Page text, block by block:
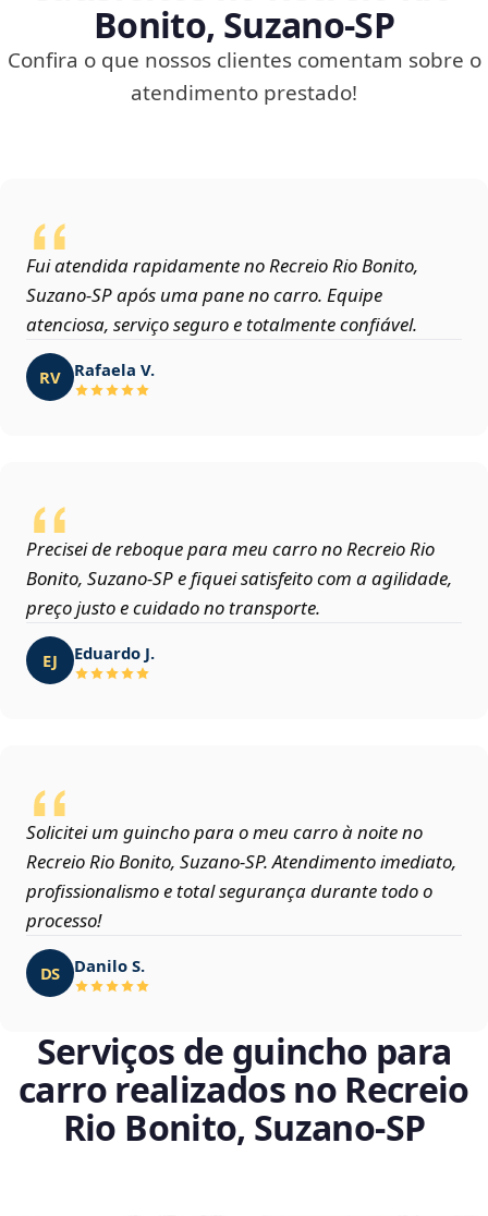
Bonito, Suzano‑SP
Confira o que nossos clientes comentam sobre o
atendimento prestado!
Fui atendida rapidamente no Recreio Rio Bonito,
Suzano‑SP após uma pane no carro. Equipe
atenciosa, serviço seguro e totalmente confiável.
RV Rafaela V.
Precisei de reboque para meu carro no Recreio Rio
Bonito, Suzano‑SP e fiquei satisfeito com a agilidade,
preço justo e cuidado no transporte.
EJ Eduardo J.
Solicitei um guincho para o meu carro à noite no
Recreio Rio Bonito, Suzano‑SP. Atendimento imediato,
profissionalismo e total segurança durante todo o
processo!
DS Danilo S.
Serviços de guincho para
carro realizados no Recreio
Rio Bonito, Suzano‑SP